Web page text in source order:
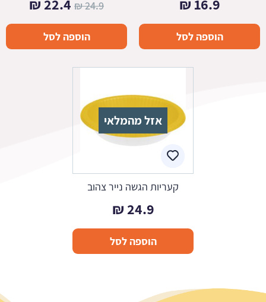
16.9
₪
הוספה לסל
24.9
₪
המקורי
היה:
22.4
₪
הוא:
הוספה לסל
אזל מהמלאי
קעריות הגשה נייר צהוב
24.9
₪
הוספה לסל